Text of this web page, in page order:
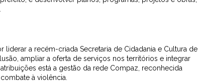
a recém-criada Secretaria de Cidadania e Cultura de
ampliar a oferta de serviços nos territórios e integrar
atribuições está a gestão da rede Compaz, reconhecida
à violência.